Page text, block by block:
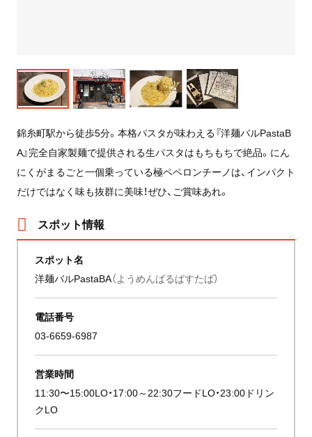
錦糸町駅から徒歩5分。本格パスタが味わえる『洋麺バルPastaB
A』完全自家製麺で提供される生パスタはもちもちで絶品。にん
にくがまるごと一個乗っている極ペペロンチーノは、インパクト
だけではなく味も抜群に美味！ぜひ、ご賞味あれ。
スポット情報
スポット名
洋麺バルPastaBA（ようめんばるぱすたば）
電話番号
03-6659-6987
営業時間
11:30〜15:00LO・17:00～22:30フードLO・23:00ドリン
クLO